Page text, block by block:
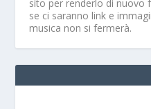
sito per renderlo di nuovo
se ci saranno link e
musica non si fermerà.